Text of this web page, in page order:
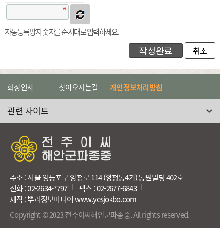
자동등록방지 숫자를 순서대로 입력하세요.
취소
회장인사 찾아오시는길 개인정보처리방침
관련 사이트 선택
주소 : 서울 영등포구 양평로 114 (양평동4가) 동원빌딩 402호
전화 : 02-2634-7797
팩스 : 02-2677-6843
제작 : 뿌리정보미디어 www.yesjokbo.com
Copyright © 2023 전주이씨해안군파종중. All rights reserved.